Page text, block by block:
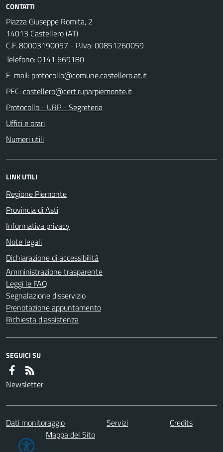
CONTATTI
Piazza Giuseppe Romita, 2
14013 Castellero (AT)
C.F. 80003190057 - P.Iva: 00851260059
Telefono:0141 669180
E-mail:
PEC:
Protocollo - URP - Segreteria
Uffici e orari
Numeri utili
LINK UTILI
Regione Piemonte
Provincia di Asti
Informativa privacy
Note legali
Dichiarazione di accessibilità
Amministrazione trasparente
Leggi le FAQ
Segnalazione disservizio
Prenotazione appuntamento
Richiesta d'assistenza
SEGUICI SU
Newsletter
Dati monitoraggio Servizi
Credits
Mappa del Sito